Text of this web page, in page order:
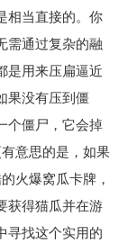
相当直接的。你
需通过复杂的融
是用来压扁逼近
果没有压到僵
个僵尸，它会掉
意思的是，如果
火爆窝瓜卡牌，
获得猫瓜并在游
寻找这个实用的